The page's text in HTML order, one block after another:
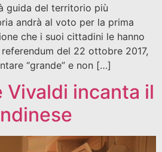
guida del territorio più
andrà al voto per la prima
che i suoi cittadini le hanno
del 22 ottobre 2017,
“grande” e non […]
Vivaldi incanta il